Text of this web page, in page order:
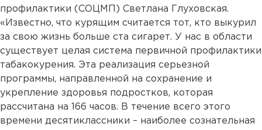
профилактики (СОЦМП) Светлана Глуховская.
«Известно, что курящим считается тот, кто выкурил
за свою жизнь больше ста сигарет. У нас в области
существует целая система первичной профилактики
табакокурения. Эта реализация серьезной
программы, направленной на сохранение и
укрепление здоровья подростков, которая
рассчитана на 166 часов. В течение всего этого
времени десятиклассники – наиболее сознательная